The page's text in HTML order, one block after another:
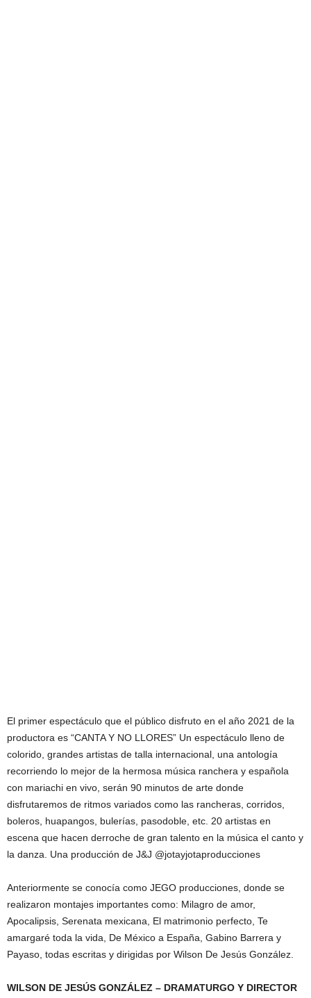
El primer espectáculo que el público disfruto en el año 2021 de la
productora es “CANTA Y NO LLORES” Un espectáculo lleno de
colorido, grandes artistas de talla internacional, una antología
recorriendo lo mejor de la hermosa música ranchera y española
con mariachi en vivo, serán 90 minutos de arte donde
disfrutaremos de ritmos variados como las rancheras, corridos,
boleros, huapangos, bulerías, pasodoble, etc. 20 artistas en
escena que hacen derroche de gran talento en la música el canto y
la danza. Una producción de J&J @jotayjotaproducciones
Anteriormente se conocía como JEGO producciones, donde se
realizaron montajes importantes como: Milagro de amor,
Apocalipsis, Serenata mexicana, El matrimonio perfecto, Te
amargaré toda la vida, De México a España, Gabino Barrera y
Payaso, todas escritas y dirigidas por Wilson De Jesús González.
WILSON DE JESÚS GONZÁLEZ – DRAMATURGO Y DIRECTOR